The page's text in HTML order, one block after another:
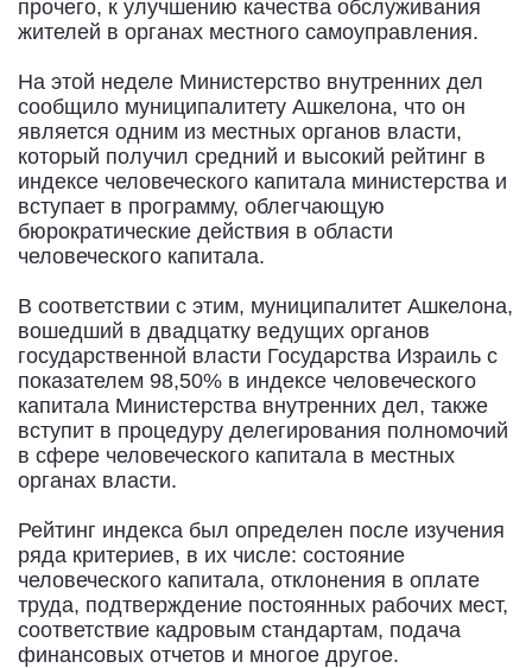
прочего, к улучшению качества обслуживания
жителей в органах местного самоуправления.
На этой неделе Министерство внутренних дел
сообщило муниципалитету Ашкелона, что он
является одним из местных органов власти,
который получил средний и высокий рейтинг в
индексе человеческого капитала министерства и
вступает в программу, облегчающую
бюрократические действия в области
человеческого капитала.
В соответствии с этим, муниципалитет Ашкелона,
вошедший в двадцатку ведущих органов
государственной власти Государства Израиль с
показателем 98,50% в индексе человеческого
капитала Министерства внутренних дел, также
вступит в процедуру делегирования полномочий
в сфере человеческого капитала в местных
органах власти.
Рейтинг индекса был определен после изучения
ряда критериев, в их числе: состояние
человеческого капитала, отклонения в оплате
труда, подтверждение постоянных рабочих мест,
соответствие кадровым стандартам, подача
финансовых отчетов и многое другое.